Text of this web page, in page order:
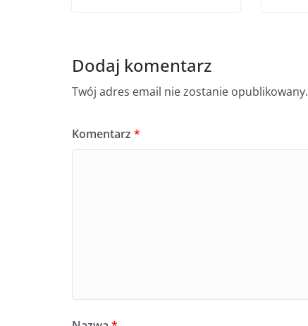
Dodaj komentarz
Twój adres email nie zostanie opublikowany.
Komentarz *